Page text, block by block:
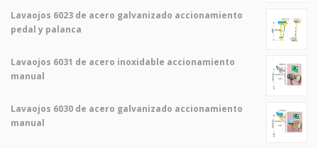
Lavaojos 6023 de acero galvanizado accionamiento
pedal y palanca
Lavaojos 6031 de acero inoxidable accionamiento
manual
Lavaojos 6030 de acero galvanizado accionamiento
manual